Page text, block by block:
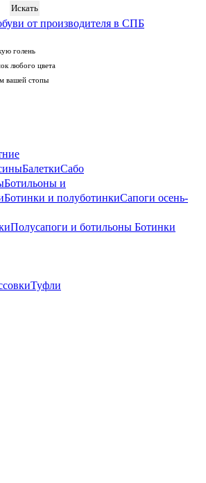
от производителя в СПБ
голень
любого цвета
вашей стопы
БалеткиСабо
Ботильоны и
Ботинки и полуботинкиСапоги осень-
Полусапоги и ботильоны Ботинки
Туфли